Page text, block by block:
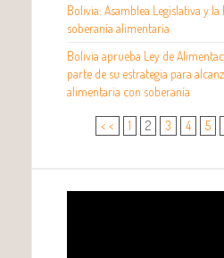
Bolivia: Asamblea Legislativa y la
soberanía alimentaria
Bolivia aprueba Ley de
parte de su estrategia para
alimentaria con soberanía
< < 1 2 3 4 5